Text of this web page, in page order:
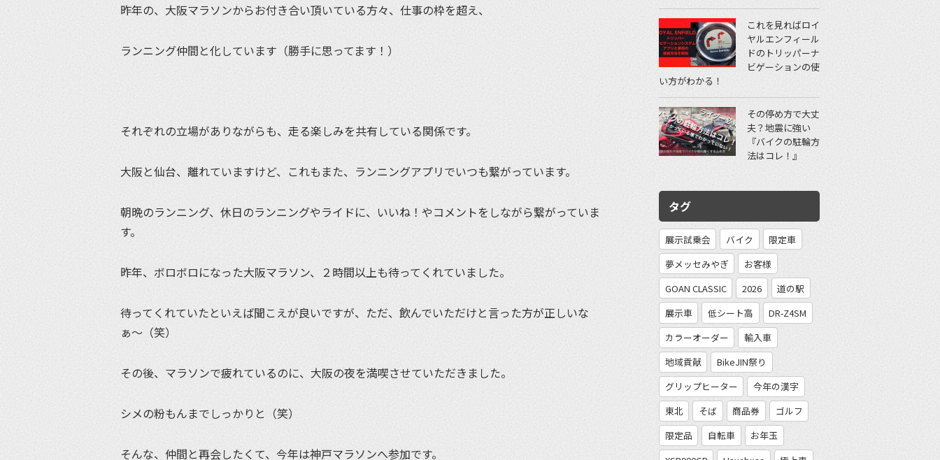
昨年の、大阪マラソンからお付き合い頂いている方々、仕事の枠を超え、
ランニング仲間と化しています（勝手に思ってます！）
それぞれの立場がありながらも、走る楽しみを共有している関係です。
大阪と仙台、離れていますけど、これもまた、ランニングアプリでいつも繋がっています。
朝晩のランニング、休日のランニングやライドに、いいね！やコメントをしながら繋がっていま
す。
昨年、ボロボロになった大阪マラソン、２時間以上も待ってくれていました。
待ってくれていたといえば聞こえが良いですが、ただ、飲んでいただけと言った方が正しいな
ぁ〜（笑）
その後、マラソンで疲れているのに、大阪の夜を満喫させていただきました。
シメの粉もんまでしっかりと（笑）
そんな、仲間と再会したくて、今年は神戸マラソンへ参加です。
これを見ればロイ
ヤルエンフィール
ドのトリッパーナ
ビゲーションの使
い方がわかる！
その停め方で大丈
夫？地震に強い
『バイクの駐輪方
法はコレ！』
タグ
展示試乗会 バイク
限定車
夢メッセみやぎ
お客様
GOAN CLASSIC
2026
道の駅
展示車
低シート高
DR-Z4SM
カラーオーダー
輸入車
地域貢献
BikeJIN祭り
グリップヒーター
今年の漢字
東北
そば 商品券
ゴルフ
限定品
自転車
お年玉